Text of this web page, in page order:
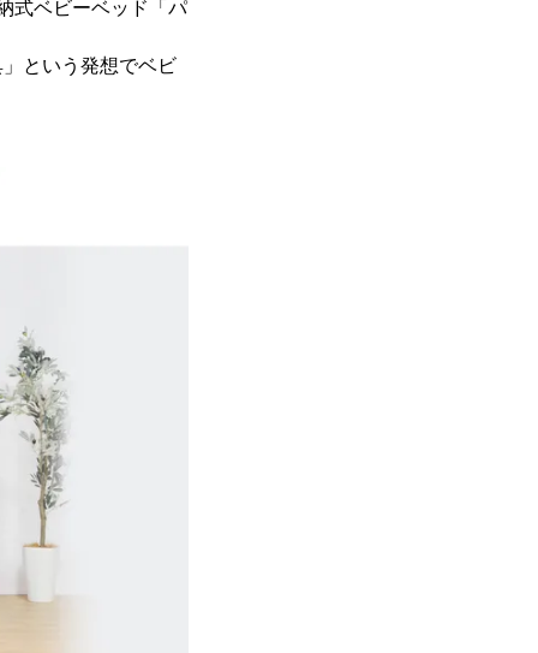
式ベビーベッド「パ
という発想でベビ